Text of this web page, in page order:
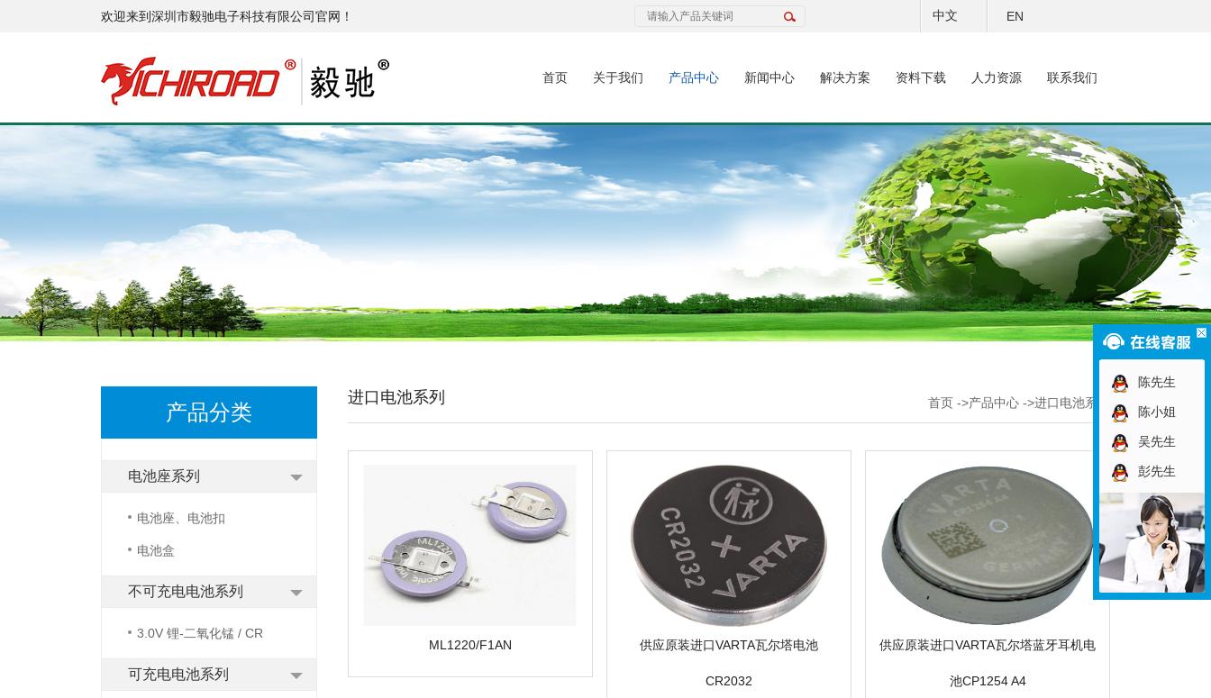
欢迎来到深圳市毅驰电子科技有限公司官网！ 中文 EN
首页 关于我们 产品中心 新闻中心 解决方案 资料下载 人力资源 联系我们
产品分类
电池座系列
电池座、电池扣
电池盒
不可充电电池系列
3.0V 锂-二氧化锰 / CR
可充电电池系列
首页 ->产品中心 ->进口电池系列
进口电池系列
ML1220/F1AN 供应原装进口VARTA瓦尔塔电池
CR2032
供应原装进口VARTA瓦尔塔蓝牙耳机电
池CP1254 A4
陈先生
陈小姐
吴先生
彭先生